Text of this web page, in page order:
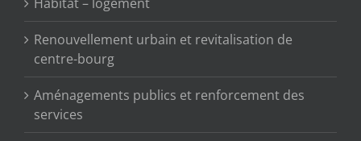
Renouvellement urbain et revitalisation de
centre-bourg
Aménagements publics et renforcement des
services